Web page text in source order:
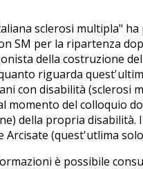
sclerosi multipla"
SM per la ripartenza
della costruzione
riguarda
con disabilità (sclerosi
momento del colloquio
della propria disabilità.
Arcisate (quest'utlima
è possibile